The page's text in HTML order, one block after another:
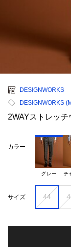
DESIGNWORKS
DESIGNWORKS
2WAYストレッ
カラー
グレー チ
サイズ 44